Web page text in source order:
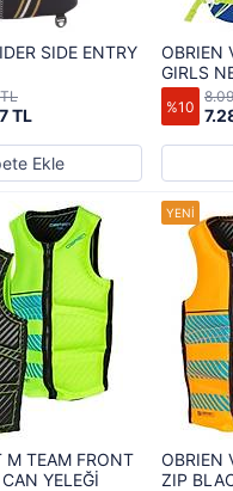
SIDE ENTRY
TL
Ekle
OBRIEN
GIRLS
%10
M TEAM FRONT
YELEĞİ
OBRIEN
ZIP